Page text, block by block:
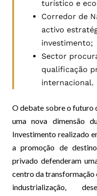
turístico e
Corredor de
activo
investimento;
Sector
qualificação
internacional.
O debate sobre o futuro
uma nova dimensão
Investimento realizado
a promoção de
privado defenderam
centro da transformação
industrialização,